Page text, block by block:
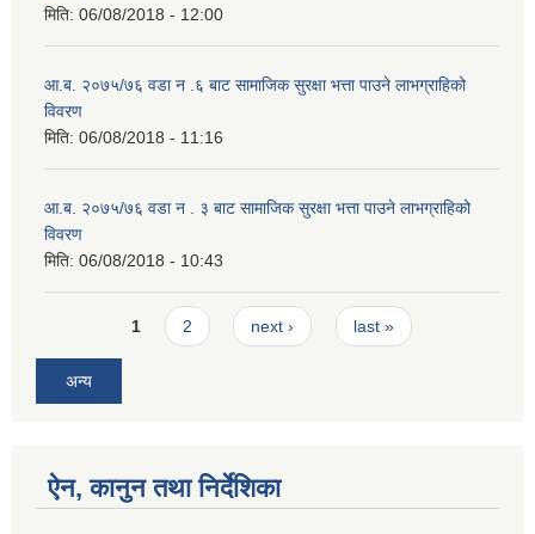
मिति: 06/08/2018 - 12:00
आ.ब. २०७५/७६ वडा न .६ बाट सामाजिक सुरक्षा भत्ता पाउने लाभग्राहिको
विवरण
मिति: 06/08/2018 - 11:16
आ.ब. २०७५/७६ वडा न . ३ बाट सामाजिक सुरक्षा भत्ता पाउने लाभग्राहिको
विवरण
मिति: 06/08/2018 - 10:43
Pages1 2 next › last »
अन्य
ऐन, कानुन तथा निर्देशिका